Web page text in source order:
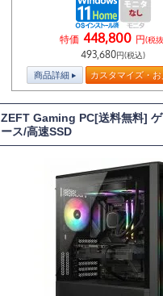
特価 448,800 円(税
493,680円(税込)
商品詳細 カスタマイズ・
ZEFT Gaming PC[送料無料]
ース/高速SSD